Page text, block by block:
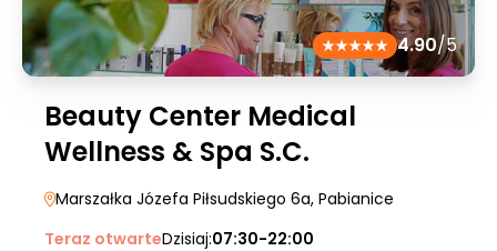
4.90/5
Beauty Center Medical
Wellness & Spa S.C.
Marszałka Józefa Piłsudskiego 6a, Pabianice
Teraz otwarteDzisiaj:07:30-22:00